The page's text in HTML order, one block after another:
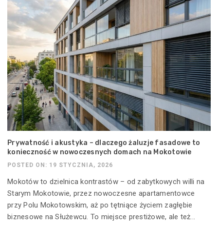
Prywatność i akustyka – dlaczego żaluzje fasadowe to
konieczność w nowoczesnych domach na Mokotowie
POSTED ON: 19 STYCZNIA, 2026
Mokotów to dzielnica kontrastów – od zabytkowych willi na
Starym Mokotowie, przez nowoczesne apartamentowce
przy Polu Mokotowskim, aż po tętniące życiem zagłębie
biznesowe na Służewcu. To miejsce prestiżowe, ale też...